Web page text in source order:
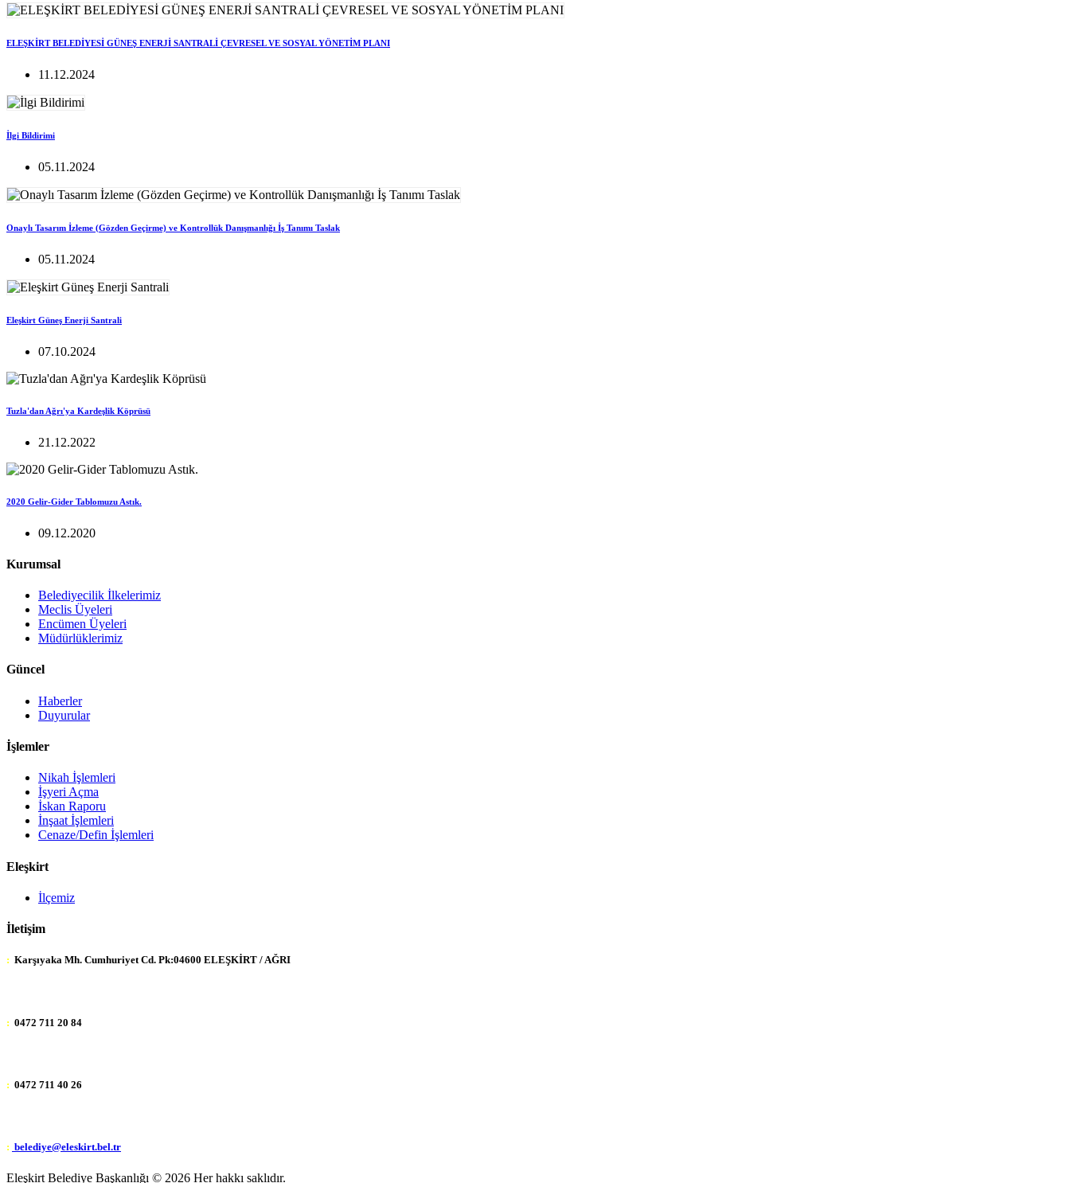
ELEŞKİRT BELEDİYESİ GÜNEŞ ENERJİ SANTRALİ ÇEVRESEL VE SOSYAL YÖNETİM PLANI
11.12.2024
İlgi Bildirimi
05.11.2024
Onaylı Tasarım İzleme (Gözden Geçirme) ve Kontrollük Danışmanlığı İş Tanımı Taslak
05.11.2024
Eleşkirt Güneş Enerji Santrali
07.10.2024
Tuzla'dan Ağrı'ya Kardeşlik Köprüsü
21.12.2022
2020 Gelir-Gider Tablomuzu Astık.
09.12.2020
Kurumsal
Belediyecilik İlkelerimiz
Meclis Üyeleri
Encümen Üyeleri
Müdürlüklerimiz
Güncel
Haberler
Duyurular
İşlemler
Nikah İşlemleri
İşyeri Açma
İskan Raporu
İnşaat İşlemleri
Cenaze/Defin İşlemleri
Eleşkirt
İlçemiz
İletişim
: Karşıyaka Mh. Cumhuriyet Cd. Pk:04600 ELEŞKİRT / AĞRI
: 0472 711 20 84
: 0472 711 40 26
: belediye@eleskirt.bel.tr
Eleşkirt Belediye Başkanlığı © 2026 Her hakkı saklıdır.